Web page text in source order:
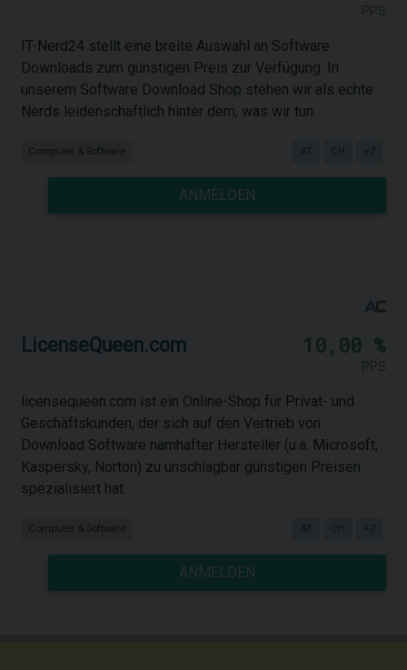
IT-Nerd24 stellt eine breite Auswahl an Software
Downloads zum günstigen Preis zur Verfügung. In
unserem Software Download Shop stehen wir als echte
Nerds leidenschaftlich hinter dem, was wir tun.
Computer & Software AT CH +2
ANMELDEN
LicenseQueen.com 10,00 %
licensequeen.com ist ein Online-Shop für Privat- und
Geschäftskunden, der sich auf den Vertrieb von
Download Software namhafter Hersteller (u.a. Microsoft,
Kaspersky, Norton) zu unschlagbar günstigen Preisen
spezialisiert hat.
Computer & Software AT CH +2
ANMELDEN